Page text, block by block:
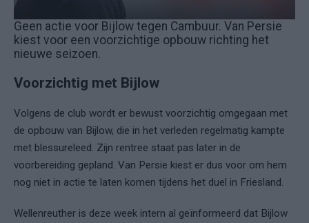
Geen actie voor Bijlow tegen Cambuur. Van Persie
kiest voor een voorzichtige opbouw richting het
nieuwe seizoen.
Voorzichtig met Bijlow
Volgens de club wordt er bewust voorzichtig omgegaan met
de opbouw van Bijlow, die in het verleden regelmatig kampte
met blessureleed. Zijn rentree staat pas later in de
voorbereiding gepland. Van Persie kiest er dus voor om hem
nog niet in actie te laten komen tijdens het duel in Friesland.
Wellenreuther is deze week intern al geïnformeerd dat Bijlow